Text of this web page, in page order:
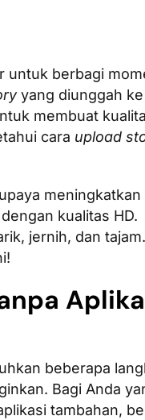
untuk berbagi
yang diunggah ke
membuat
cara upload
meningkatkan
kualitas HD.
jernih, dan
beberapa
Bagi Anda
tambahan,